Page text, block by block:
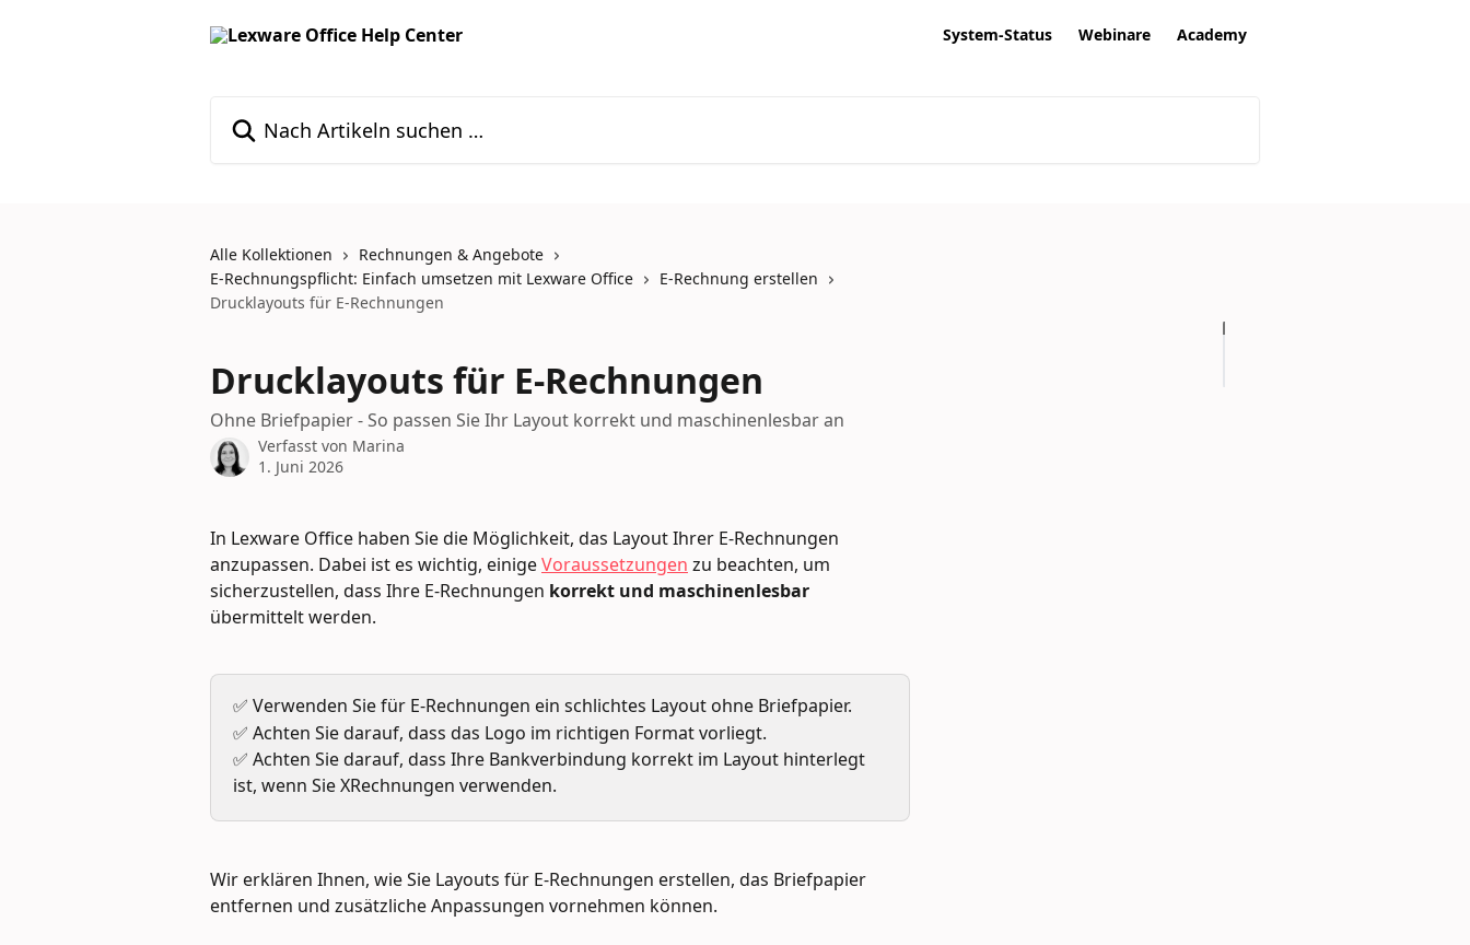
System-Status Webinare Academy
Alle Kollektionen
Rechnungen & Angebote
E-Rechnungspflicht: Einfach umsetzen mit Lexware Office
E-Rechnung erstellen
Drucklayouts für E-Rechnungen
Drucklayouts für E-Rechnungen
Ohne Briefpapier - So passen Sie Ihr Layout korrekt und maschinenlesbar an
Verfasst von Marina
1. Juni 2026
In Lexware Office haben Sie die Möglichkeit, das Layout Ihrer E-Rechnungen
anzupassen. Dabei ist es wichtig, einige Voraussetzungen zu beachten, um
sicherzustellen, dass Ihre E-Rechnungen korrekt und maschinenlesbar
übermittelt werden.
✅ Verwenden Sie für E-Rechnungen ein schlichtes Layout ohne Briefpapier.
✅ Achten Sie darauf, dass das Logo im richtigen Format vorliegt.
✅ Achten Sie darauf, dass Ihre Bankverbindung korrekt im Layout hinterlegt
ist, wenn Sie XRechnungen verwenden.
Wir erklären Ihnen, wie Sie Layouts für E-Rechnungen erstellen, das Briefpapier
entfernen und zusätzliche Anpassungen vornehmen können.